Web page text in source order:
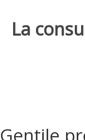
La
Gentile